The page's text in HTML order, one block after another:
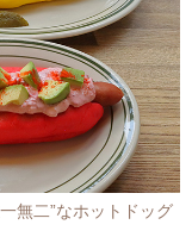
無二”なホットドッグ